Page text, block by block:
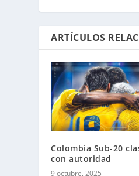
ARTÍCULOS
Colombia Sub-20
con autoridad
9 octubre, 2025